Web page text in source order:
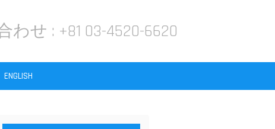
わせ : +81 03-4520-6620
ENGLISH